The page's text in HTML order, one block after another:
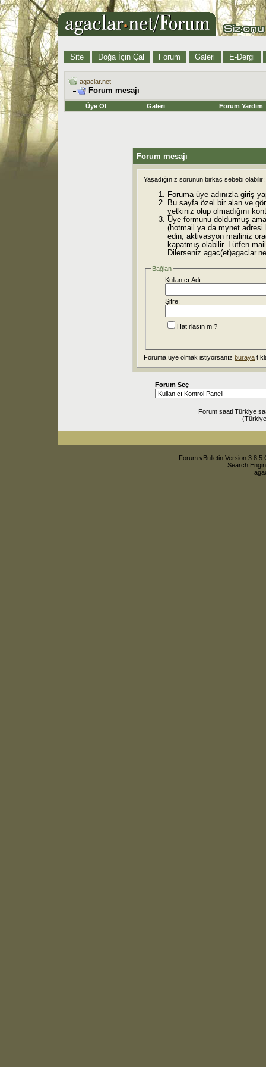
Site Doğa İçin Çal Forum Galeri E-Dergi
agaclar.net
Forum mesajı
Üye Ol Galeri Forum Yardım
Forum mesajı
Yaşadığınız sorunun birkaç sebebi olabilir:
Foruma üye adınızla giriş
Bu sayfa özel bir alan ve
yetkiniz olup olmadığını
Üye formunu doldurmuş
(hotmail ya da mynet adresi
edin, aktivasyon mailiniz
kapatmış olabilir. Lütfen
Dilerseniz
Bağlan
Kullanıcı Adı:
Şifre:
Hatırlasın mı?
Foruma üye olmak istiyorsanız buraya
Forum Seç
Forum saati Türkiye
Forum vBulletin Version
Search